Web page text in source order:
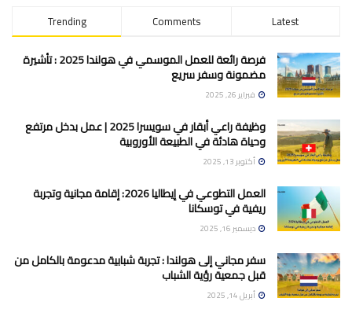
Trending Comments Latest
فرصة رائعة للعمل الموسمي في هولندا 2025 : تأشيرة
مضمونة وسفر سريع
فبراير 26, 2025
وظيفة راعي أبقار في سويسرا 2025 | عمل بدخل مرتفع
وحياة هادئة في الطبيعة الأوروبية
أكتوبر 13, 2025
العمل التطوعي في إيطاليا 2026: إقامة مجانية وتجربة
ريفية في توسكانا
ديسمبر 16, 2025
سفر مجاني إلى هولندا : تجربة شبابية مدعومة بالكامل من
قبل جمعية رؤية الشباب
أبريل 14, 2025